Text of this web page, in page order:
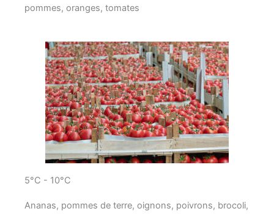
pommes, oranges, tomates
5°C - 10°C
Ananas, pommes de terre, oignons, poivrons, brocoli,